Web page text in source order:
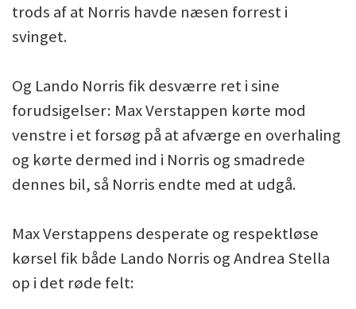
trods af at Norris havde næsen forrest i
svinget.
Og Lando Norris fik desværre ret i sine
forudsigelser: Max Verstappen kørte mod
venstre i et forsøg på at afværge en overhaling
og kørte dermed ind i Norris og smadrede
dennes bil, så Norris endte med at udgå.
Max Verstappens desperate og respektløse
kørsel fik både Lando Norris og Andrea Stella
op i det røde felt: